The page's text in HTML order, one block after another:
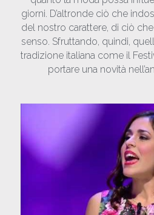
giorni. D’altronde ciò che
del nostro carattere, di ciò
senso. Sfruttando, quindi,
tradizione italiana come il
portare una novità